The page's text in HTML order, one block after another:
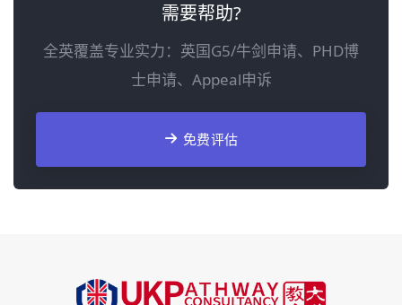
需要帮助?
全英覆盖专业实力：英国G5/牛剑申请、PHD博
士申请、Appeal申诉
免费评估